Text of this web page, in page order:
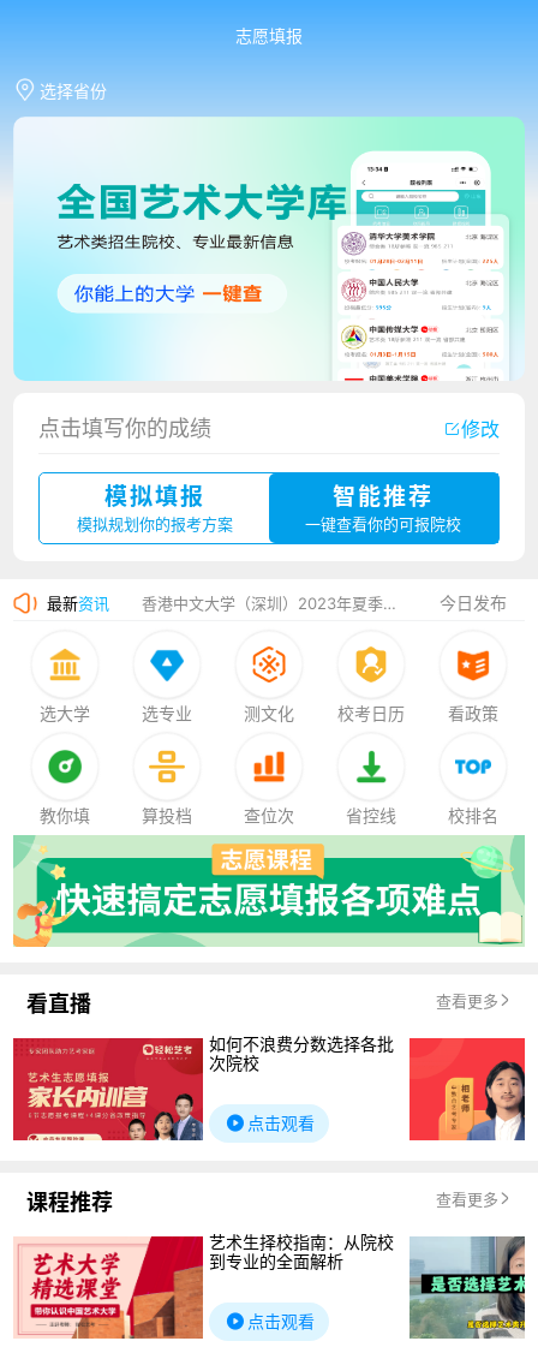
志愿填报
选择省份
点击填写你的成绩 修改
模拟填报
模拟规划你的报考方案
智能推荐
一键查看你的可报院校
最新资讯
广州华立科技职业学院2023年夏季高考招生简章
香港中文大学（深圳）2023年夏季高考招生简章
厦门大学嘉庚学院2023年艺术类招生简章
今日发布
选大学 选专业 测文化 校考日历 看政策
教你填 算投档 查位次 省控线 校排名
看直播 查看更多
如何不浪费分数选择各批
次院校
点击观看
课程推荐 查看更多
艺术生择校指南：从院校
到专业的全面解析
点击观看